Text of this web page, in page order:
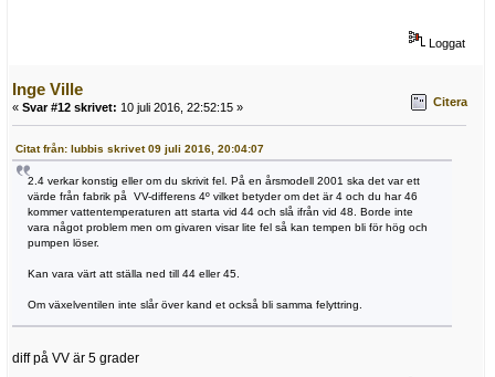
Loggat
Inge Ville
« Svar #12 skrivet: 10 juli 2016, 22:52:15 » Citera
Citat från: lubbis skrivet 09 juli 2016, 20:04:07
2.4 verkar konstig eller om du skrivit fel. På en årsmodell 2001 ska det var ett
värde från fabrik på VV-differens 4º vilket betyder om det är 4 och du har 46
kommer vattentemperaturen att starta vid 44 och slå ifrån vid 48. Borde inte
vara något problem men om givaren visar lite fel så kan tempen bli för hög och
pumpen löser.
Kan vara värt att ställa ned till 44 eller 45.
Om växelventilen inte slår över kand et också bli samma felyttring.
diff på VV är 5 grader